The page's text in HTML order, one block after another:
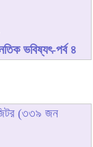
ভবিষ্যৎ-পর্ব ৪
(৩৩৯ জন